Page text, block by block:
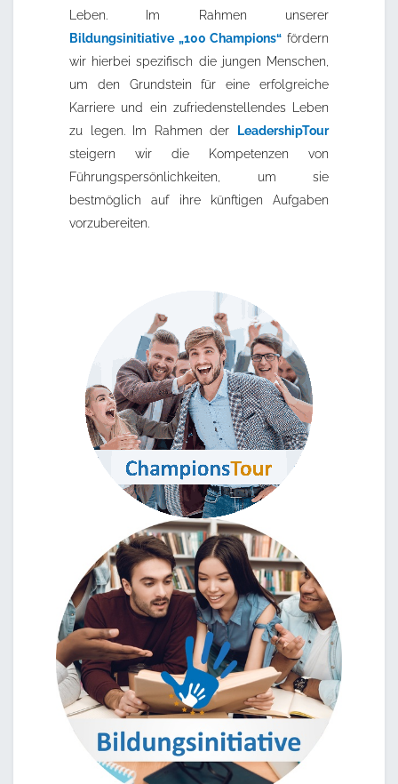
Leben. Im Rahmen unserer
Bildungsinitiative „100 Champions“ fördern
wir hierbei spezifisch die jungen Menschen,
um den Grundstein für eine erfolgreiche
Karriere und ein zufriedenstellendes Leben
zu legen. Im Rahmen der LeadershipTour
steigern wir die Kompetenzen von
Führungspersönlichkeiten, um sie
bestmöglich auf ihre künftigen Aufgaben
vorzubereiten.